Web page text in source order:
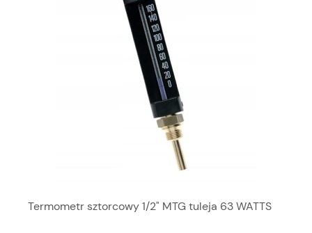
Termometr sztorcowy 1/2" MTG tuleja 63 WATTS